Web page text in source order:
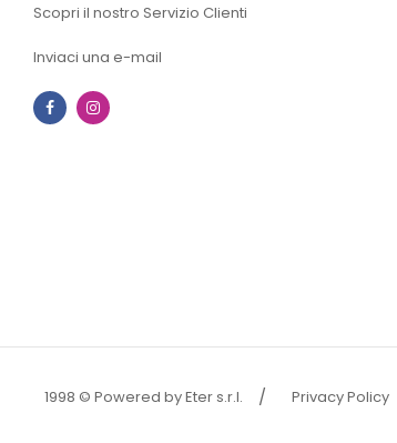
Scopri il nostro Servizio Clienti
Inviaci una e-mail
Facebook
1998 © Powered by Eter s.r.l. Privacy Policy